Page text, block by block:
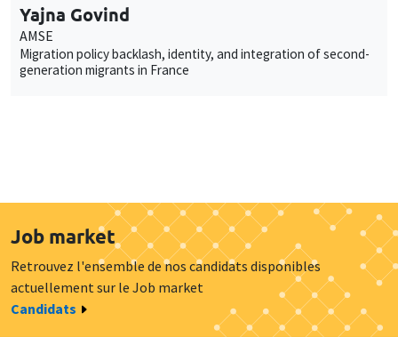
Yajna Govind
AMSE
Migration policy backlash, identity, and integration of second-
generation migrants in France
Job market
Retrouvez l'ensemble de nos candidats disponibles
actuellement sur le Job market
Candidats